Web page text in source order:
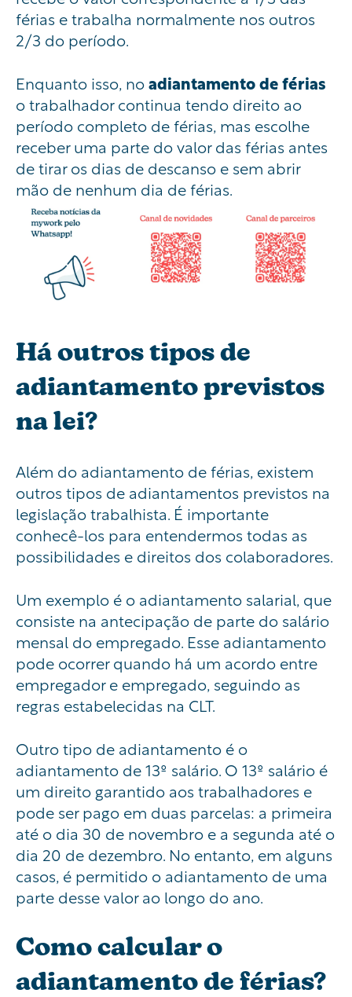
férias e trabalha normalmente nos outros
2/3 do período.
Enquanto isso, noadiantamento de férias
o trabalhador continua tendo direito ao
período completo de férias, mas escolhe
receber uma parte do valor das férias antes
de tirar os dias de descanso e sem abrir
mão de nenhum dia de férias.
Há outros tipos de
adiantamento previstos
na lei?
Além do adiantamento de férias, existem
outros tipos de adiantamentos previstos na
legislação trabalhista. É importante
conhecê-los para entendermos todas as
possibilidades e direitos dos colaboradores.
Um exemplo é o adiantamento salarial, que
consiste na antecipação de parte do salário
mensal do empregado. Esse adiantamento
pode ocorrer quando há um acordo entre
empregador e empregado, seguindo as
regras estabelecidas na CLT.
Outro tipo de adiantamento é o
adiantamento de 13º salário. O 13º salário é
um direito garantido aos trabalhadores e
pode ser pago em duas parcelas: a primeira
até o dia 30 de novembro e a segunda até o
dia 20 de dezembro. No entanto, em alguns
casos, é permitido o adiantamento de uma
parte desse valor ao longo do ano.
Como calcular o
adiantamento de férias?